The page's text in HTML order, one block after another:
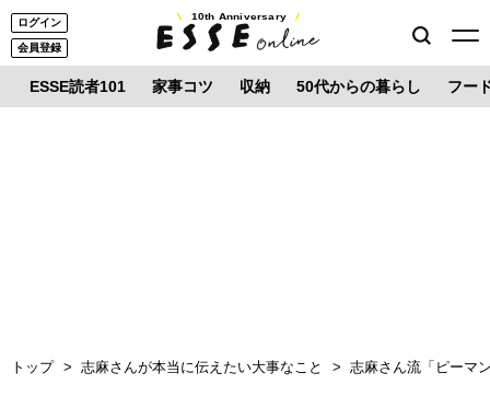
ログイン
会員登録
10th Anniversary
ESSE読者101 家事コツ 収納 50代からの暮らし フー
トップ 志麻さんが本当に伝えたい大事なこと 志麻さん流「ピーマ